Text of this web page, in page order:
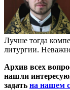
Лучше тогда
литургии.
Архив всех
нашли
задать на нашем